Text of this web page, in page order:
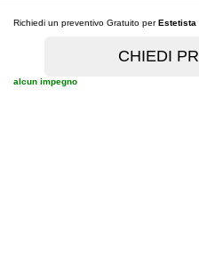
Richiedi un preventivo Gratuito perEstetista
alcun impegno